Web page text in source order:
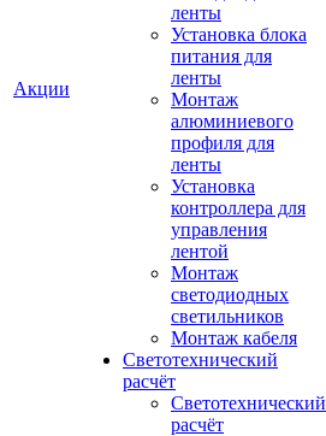
Акции
ленты
Установка блока
питания для
ленты
Монтаж
алюминиевого
профиля для
ленты
Установка
контроллера для
управления
лентой
Монтаж
светодиодных
светильников
Монтаж кабеля
Светотехнический
расчёт
Светотехнический
расчёт